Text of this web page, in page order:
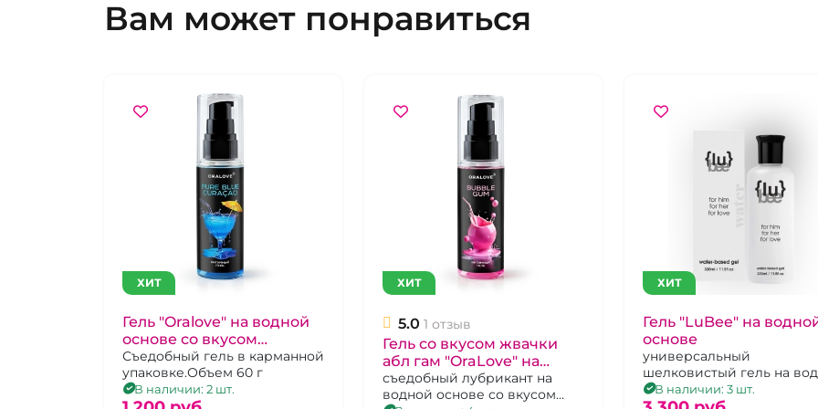
Вам может понравиться
ХИТ
Гель "Oralove" на водной
основе со вкусом
Кюрасао, 60 г
Съедобный гель в карманной
упаковке.Объем 60 г
В наличии: 2 шт.
ХИТ
5.0 1 отзыв
Гель со вкусом жвачки
абл гам "OraLove" на
водной основе
съедобный лубрикант на
водной основе со вкусом
ХИТ
Гель "LuBee" на
основе
универсальный
шелковистый гель на
основе, 330 мл, без вкуса и
запаха
В наличии: 3 шт.